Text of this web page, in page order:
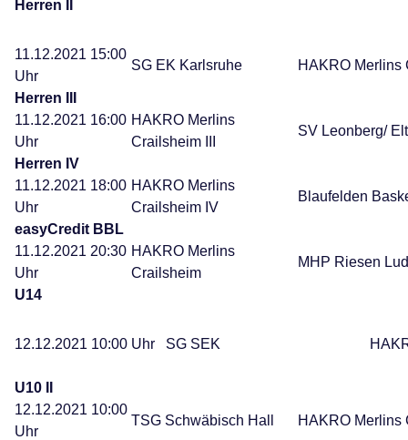
Herren II
11.12.2021 15:00
Uhr
SG EK Karlsruhe HAKRO Merlins
Herren III
11.12.2021 16:00
Uhr
HAKRO Merlins
Crailsheim III
SV Leonberg/
Herren IV
11.12.2021 18:00
Uhr
HAKRO Merlins
Crailsheim IV
Blaufelden
easyCredit BBL
11.12.2021 20:30
Uhr
HAKRO Merlins
Crailsheim
MHP Riesen
U14
12.12.2021 10:00 Uhr SG SEK HAKRO
U10 II
12.12.2021 10:00
Uhr
TSG Schwäbisch Hall HAKRO Merlins